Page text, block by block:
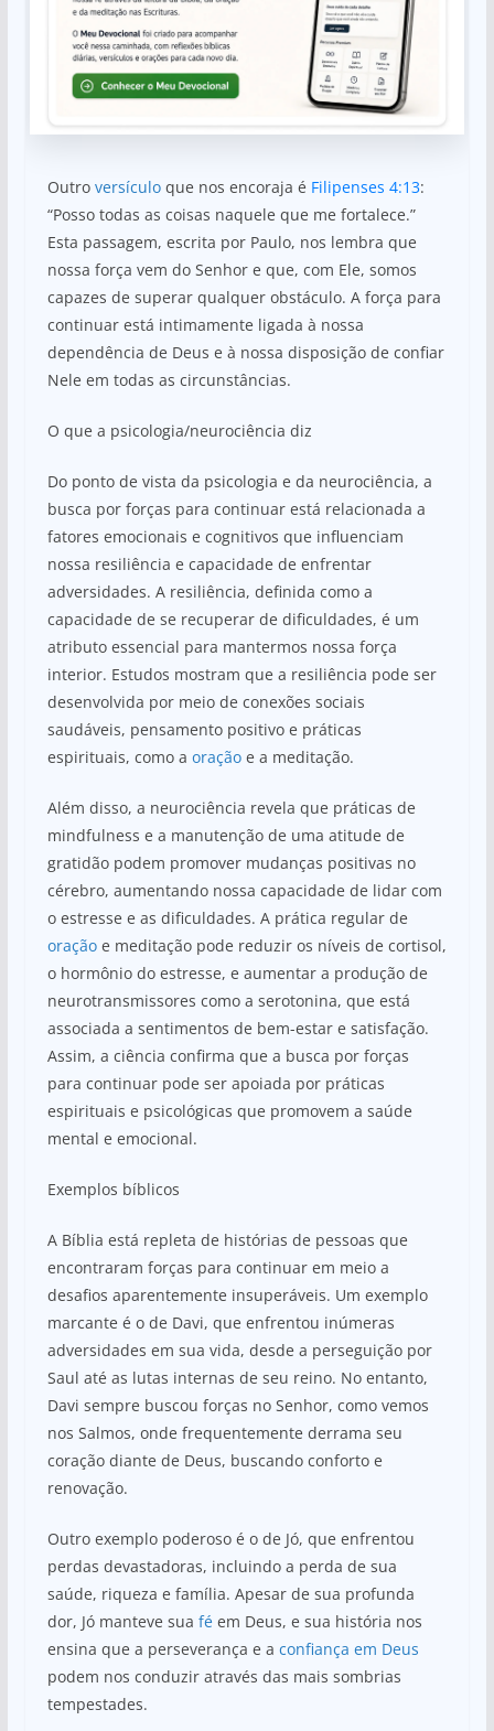
Outro versículoque nos encoraja é Filipenses 4:13:
“Posso todas as coisas naquele que me fortalece.”
Esta passagem, escrita por Paulo, nos lembra que
nossa força vem do Senhor e que, com Ele, somos
capazes de superar qualquer obstáculo. A força para
continuar está intimamente ligada à nossa
dependência de Deus e à nossa disposição de confiar
Nele em todas as circunstâncias.
O que a psicologia/neurociência diz
Do ponto de vista da psicologia e da neurociência, a
busca por forças para continuar está relacionada a
fatores emocionais e cognitivos que influenciam
nossa resiliência e capacidade de enfrentar
adversidades. A resiliência, definida como a
capacidade de se recuperar de dificuldades, é um
atributo essencial para mantermos nossa força
interior. Estudos mostram que a resiliência pode ser
desenvolvida por meio de conexões sociais
saudáveis, pensamento positivo e práticas
espirituais, como a oraçãoe a meditação.
Além disso, a neurociência revela que práticas de
mindfulness e a manutenção de uma atitude de
gratidão podem promover mudanças positivas no
cérebro, aumentando nossa capacidade de lidar com
o estresse e as dificuldades. A prática regular de
oraçãoe meditação pode reduzir os níveis de cortisol,
o hormônio do estresse, e aumentar a produção de
neurotransmissores como a serotonina, que está
associada a sentimentos de bem-estar e satisfação.
Assim, a ciência confirma que a busca por forças
para continuar pode ser apoiada por práticas
espirituais e psicológicas que promovem a saúde
mental e emocional.
Exemplos bíblicos
A Bíblia está repleta de histórias de pessoas que
encontraram forças para continuar em meio a
desafios aparentemente insuperáveis. Um exemplo
marcante é o de Davi, que enfrentou inúmeras
adversidades em sua vida, desde a perseguição por
Saul até as lutas internas de seu reino. No entanto,
Davi sempre buscou forças no Senhor, como vemos
nos Salmos, onde frequentemente derrama seu
coração diante de Deus, buscando conforto e
renovação.
Outro exemplo poderoso é o de Jó, que enfrentou
perdas devastadoras, incluindo a perda de sua
saúde, riqueza e família. Apesar de sua profunda
dor, Jó manteve sua féem Deus, e sua história nos
ensina que a perseverança e a confiança em Deus
podem nos conduzir através das mais sombrias
tempestades.